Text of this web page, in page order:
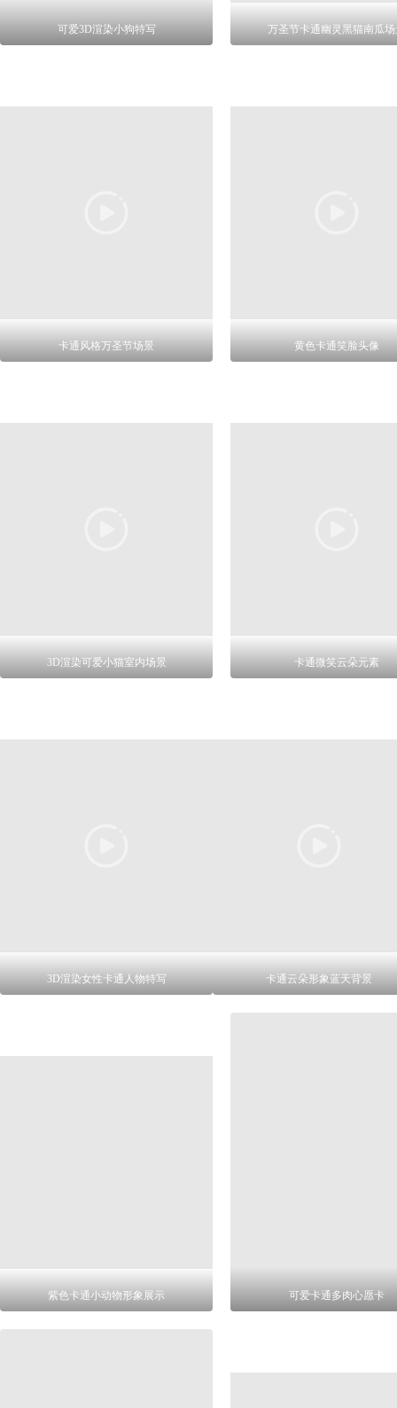
可爱3D渲染小狗特写 万圣节卡通幽灵黑猫南瓜
卡通风格万圣节场景 黄色卡通笑脸头像
3D渲染可爱小猫室内场景 卡通微笑云朵元素
3D渲染女性卡通人物特写 卡通云朵形象蓝天背景
紫色卡通小动物形象展示 可爱卡通多肉心愿卡